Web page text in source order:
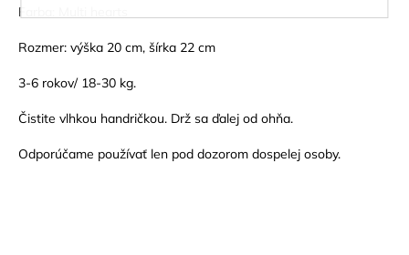
Farba: Multi hearts
Rozmer: výška 20 cm, šírka 22 cm
3-6 rokov/ 18-30 kg.
Čistite vlhkou handričkou. Drž sa ďalej od ohňa.
Odporúčame používať len pod dozorom dospelej osoby.